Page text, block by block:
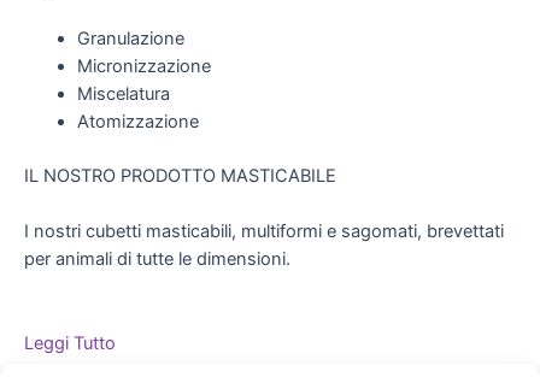
Granulazione
Micronizzazione
Miscelatura
Atomizzazione
IL NOSTRO PRODOTTO MASTICABILE
I nostri cubetti masticabili, multiformi e sagomati, brevettati
per animali di tutte le dimensioni.
Leggi Tutto